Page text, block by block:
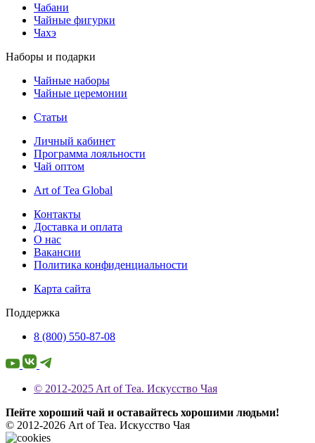
Чабани
Чайные фигурки
Чахэ
Наборы и подарки
Чайные наборы
Чайные церемонии
Статьи
Личный кабинет
Программа лояльности
Чай оптом
Art of Tea Global
Контакты
Доставка и оплата
О нас
Вакансии
Политика конфиденциальности
Карта сайта
Поддержка
8 (800) 550-87-08
© 2012-2025 Art of Tea. Искусство Чая
Пейте хороший чай и оставайтесь хорошими людьми!
© 2012-2026 Art of Tea. Искусство Чая